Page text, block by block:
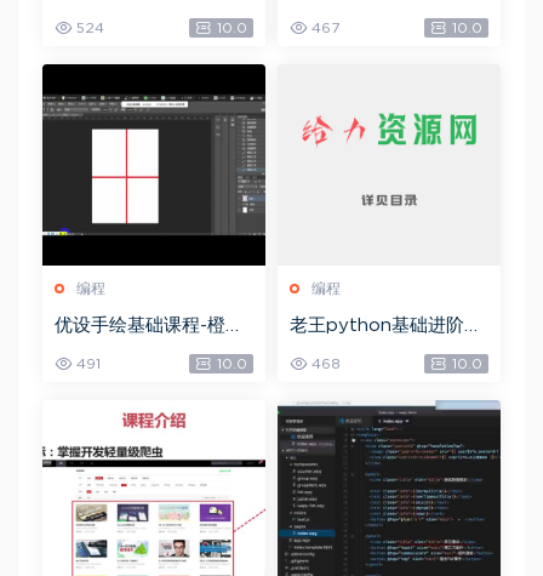
524 10.0
8.74M)
467 10.0
编程
优设手绘基础课程-橙子
(9.78G)
491 10.0
编程
老王python基础进阶项
468 10.0